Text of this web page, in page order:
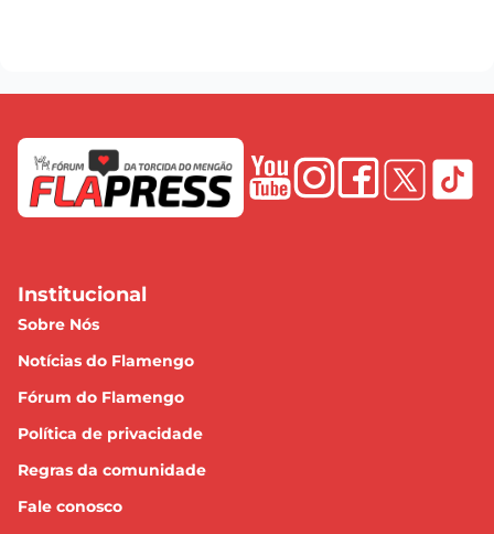
Institucional
Sobre Nós
Notícias do Flamengo
Fórum do Flamengo
Política de privacidade
Regras da comunidade
Fale conosco